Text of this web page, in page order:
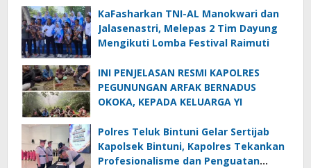
KaFasharkan TNI-AL Manokwari dan
Jalasenastri, Melepas 2 Tim Dayung
Mengikuti Lomba Festival Raimuti
INI PENJELASAN RESMI KAPOLRES
PEGUNUNGAN ARFAK BERNADUS
OKOKA, KEPADA KELUARGA YI
Polres Teluk Bintuni Gelar Sertijab
Kapolsek Bintuni, Kapolres Tekankan
Profesionalisme dan Penguatan